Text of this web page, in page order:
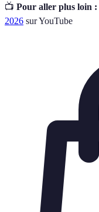
📺 Pour aller plus loin :
2026 sur YouTube